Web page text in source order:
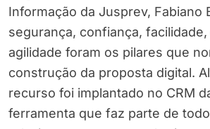
Informação da Jusprev, Fabiano
segurança, confiança, facilidade,
agilidade foram os pilares que
construção da proposta digital.
recurso foi implantado no CRM
ferramenta que faz parte de